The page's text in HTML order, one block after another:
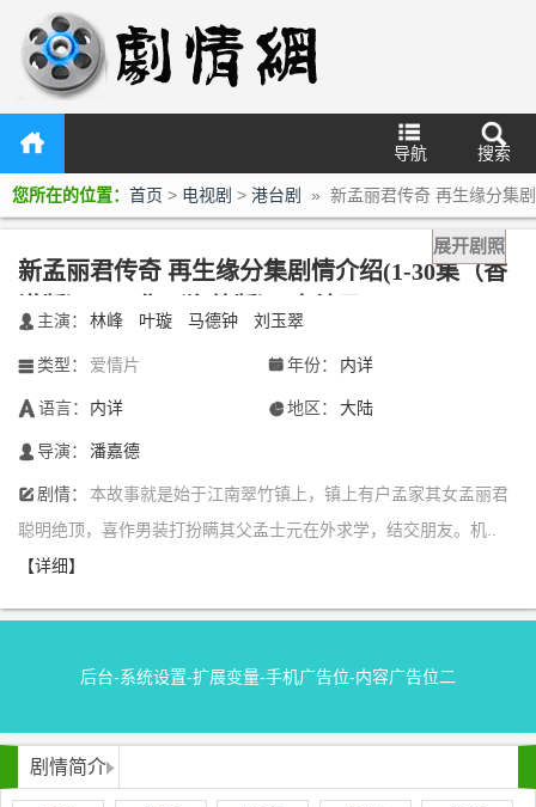
导航 搜索
您所在的位置： 首页 > 电视剧 > 港台剧 » 新孟丽君传奇 再生缘分集剧
展开剧照
新孟丽君传奇 再生缘分集剧情介绍(1-30集（香
港版），32集（海外版）)大结局
󰃖 主演： 林峰 叶璇 马德钟 刘玉翠
󰁣 年份： 内详
󰀥 类型： 爱情片
󰃍 地区： 大陆
󰃋 语言： 内详
󰄭 导演： 潘嘉德
󰆙 剧情：
本故事就是始于江南翠竹镇上，镇上有户孟家其女孟丽君
聪明绝顶，喜作男装打扮瞒其父孟士元在外求学，结交朋友。机..
【详细】
后台-系统设置-扩展变量-手机广告位-内容广告位二
剧情简介